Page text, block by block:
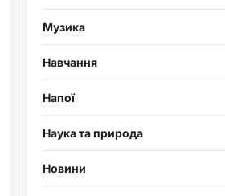
Музика
Навчання
Напої
Наука та природа
Новини